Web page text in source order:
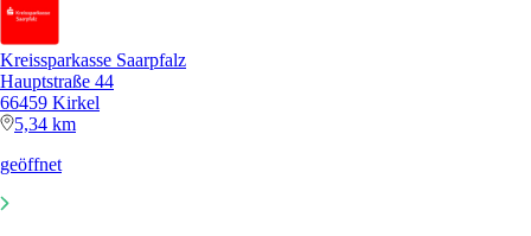
Kreissparkasse Saarpfalz
Hauptstraße 44
66459 Kirkel
5,34 km
geöffnet